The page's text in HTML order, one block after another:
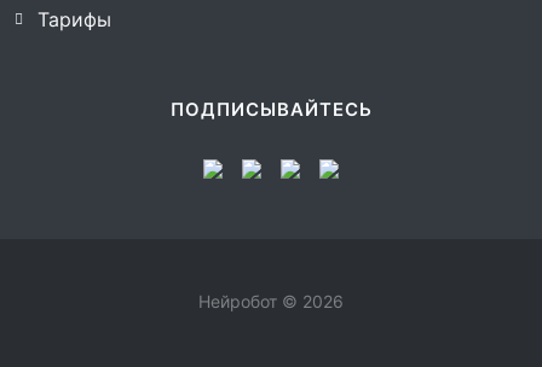
Тарифы
ПОДПИСЫВАЙТЕСЬ
Нейробот © 2026